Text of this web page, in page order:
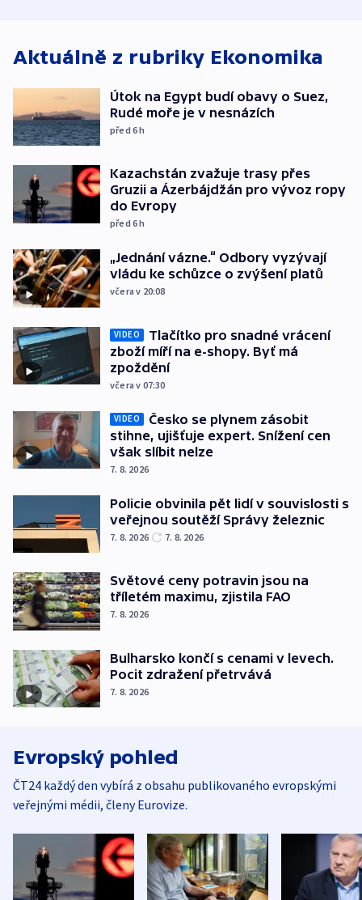
Aktuálně z rubriky Ekonomika
Útok na Egypt budí obavy o Suez,
Rudé moře je v nesnázích
před 6h
Kazachstán zvažuje trasy přes
Gruzii a Ázerbájdžán pro vývoz ropy
do Evropy
před 6h
„Jednání vázne.“ Odbory vyzývají
vládu ke schůzce o zvýšení platů
včera v 20:08
VIDEO
Tlačítko pro snadné vrácení
zboží míří na e-shopy. Byť má
zpoždění
včera v 07:30
VIDEO
Česko se plynem zásobit
stihne, ujišťuje expert. Snížení cen
však slíbit nelze
7. 8. 2026
Policie obvinila pět lidí v souvislosti s
veřejnou soutěží Správy železnic
7. 8. 2026 7. 8. 2026
Světové ceny potravin jsou na
tříletém maximu, zjistila FAO
7. 8. 2026
Bulharsko končí s cenami v levech.
Pocit zdražení přetrvává
7. 8. 2026
Evropský pohled
ČT24 každý den vybírá z obsahu publikovaného evropskými
veřejnými médii, členy Eurovize.